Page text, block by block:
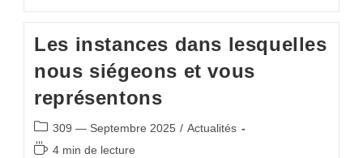
Indépendance,
Sont
Vos
Adhésions,
C’est
Notre
Liberté
D’expression
Les instances dans lesquelles
nous siégeons et vous
représentons
Post
category:
309 — Septembre 2025 / Actualités
Temps4 min de lecture